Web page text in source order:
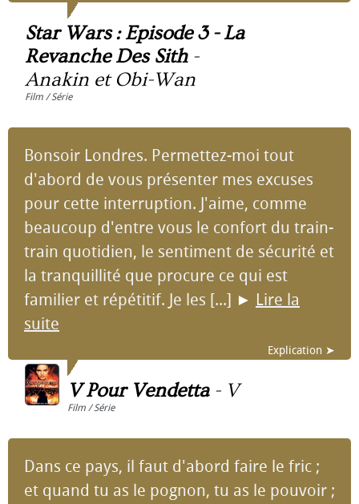
Star Wars : Episode 3 - La
Revanche Des Sith-
Anakin et Obi-Wan
Film / Série
Bonsoir Londres. Permettez-moi tout
d'abord de vous présenter mes excuses
pour cette interruption. J'aime, comme
beaucoup d'entre vous le confort du train-
train quotidien, le sentiment de sécurité et
la tranquillité que procure ce qui est
familier et répétitif. Je les [...] ► Lire la
suite
Explication ➤
V Pour Vendetta- V
Film / Série
Dans ce pays, il faut d'abord faire le fric ;
et quand tu as le pognon, tu as le pouvoir ;